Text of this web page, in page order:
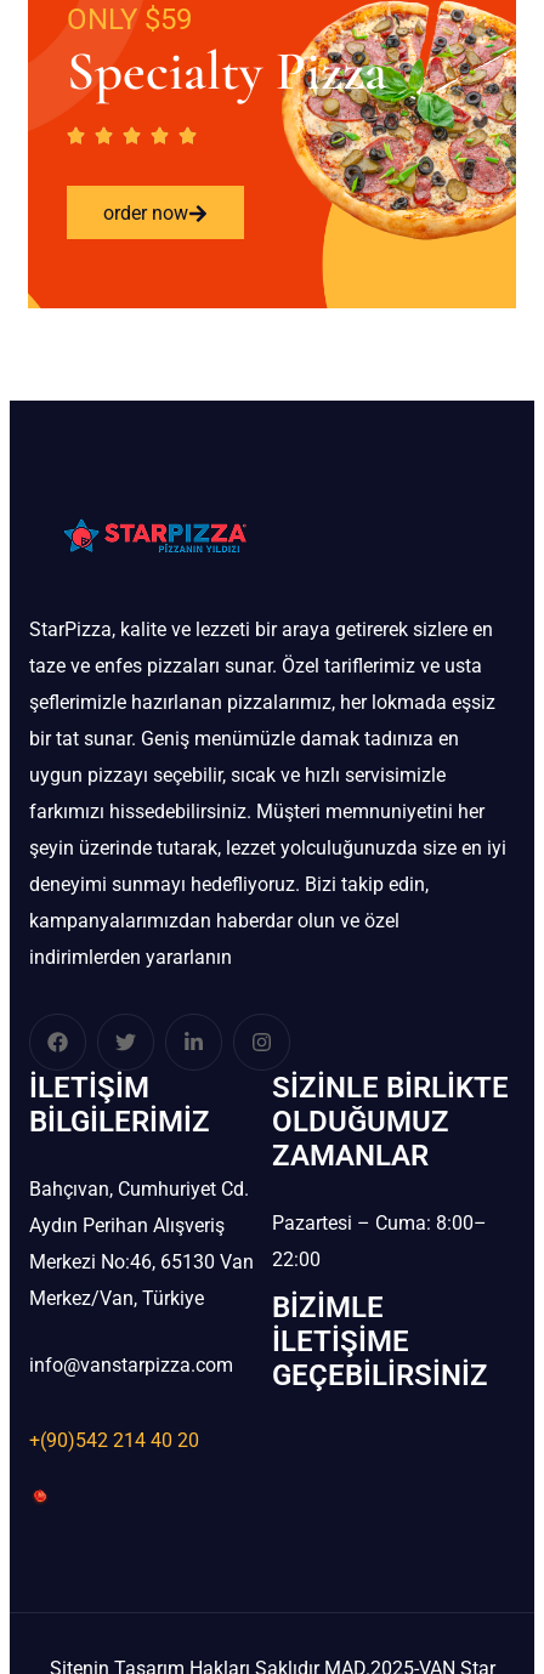
ONLY $59
Specialty Pizza
order now
StarPizza, kalite ve lezzeti bir araya getirerek sizlere en
taze ve enfes pizzaları sunar. Özel tariflerimiz ve usta
şeflerimizle hazırlanan pizzalarımız, her lokmada eşsiz
bir tat sunar. Geniş menümüzle damak tadınıza en
uygun pizzayı seçebilir, sıcak ve hızlı servisimizle
farkımızı hissedebilirsiniz. Müşteri memnuniyetini her
şeyin üzerinde tutarak, lezzet yolculuğunuzda size en iyi
deneyimi sunmayı hedefliyoruz. Bizi takip edin,
kampanyalarımızdan haberdar olun ve özel
indirimlerden yararlanın
İLETIŞIM
BİLGILERIMIZ
Bahçıvan, Cumhuriyet Cd.
Aydın Perihan Alışveriş
Merkezi No:46, 65130 Van
Merkez/Van, Türkiye
info@vanstarpizza.com
+(90)542 214 40 20
SIZINLE BIRLIKTE
OLDUĞUMUZ
ZAMANLAR
Pazartesi – Cuma: 8:00–
22:00
BIZIMLE
İLETIŞIME
GEÇEBILIRSINIZ
Sitenin Tasarım Hakları Saklıdır MAD.2025-VAN Star